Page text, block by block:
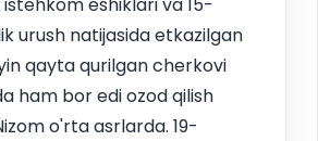
istehkom eshiklari va 15-
urush natijasida etkazilgan
qayta qurilgan cherkovi
ham bor edi ozod qilish
o'rta asrlarda. 19-